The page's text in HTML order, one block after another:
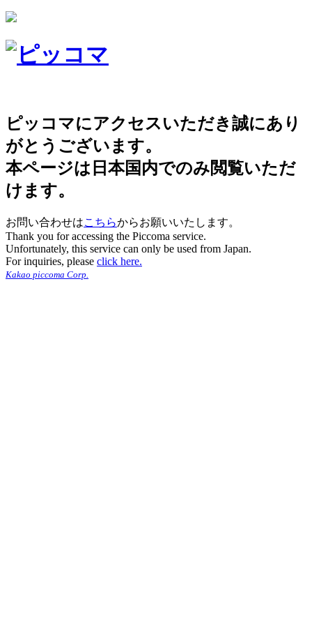
ピッコマにアクセスいただき誠にあり
がとうございます。
本ページは日本国内でのみ閲覧いただ
けます。
お問い合わせはこちらからお願いいたします。
Thank you for accessing the Piccoma service.
Unfortunately, this service can only be used from Japan.
For inquiries, please click here.
Kakao piccoma Corp.